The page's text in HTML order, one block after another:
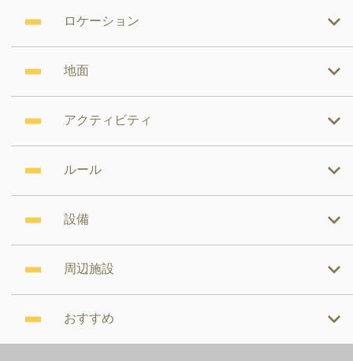
ロケーション
地面
アクティビティ
ルール
設備
周辺施設
おすすめ